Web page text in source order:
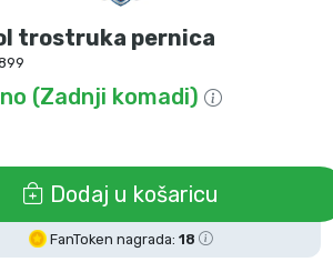
trostruka pernica
(Zadnji komadi)
Dodaj u košaricu
FanToken nagrada: 18